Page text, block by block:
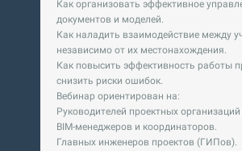
Как организовать эффективное
документов и моделей.
Как наладить взаимодействие между
независимо от их местонахождения.
Как повысить эффективность работы
снизить риски ошибок.
Вебинар ориентирован на:
Руководителей проектных организаций
BIM-менеджеров и координаторов.
Главных инженеров проектов (ГИПов).